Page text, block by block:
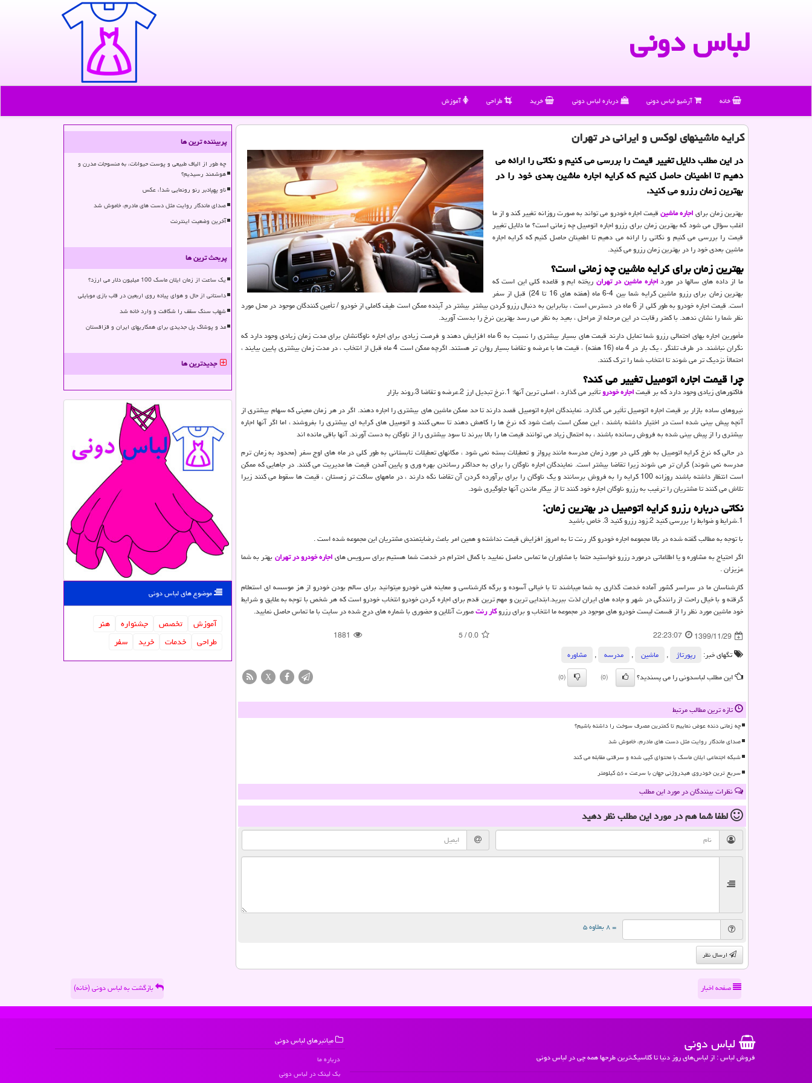
لباس دونی
خانه آرشیو لباس دونی درباره لباس دونی خرید طراحی آموزش
كرایه ماشینهای لوكس و ایرانی در تهران
در این مطلب دلایل تغییر قیمت را بررسی می كنیم و نكاتی را ارائه می
دهیم تا اطمینان حاصل كنیم كه كرایه اجاره ماشین بعدی خود را در
بهترین زمان رزرو می كنید.
بهترین زمان برایاجاره ماشینقیمت اجاره خودرو می تواند به صورت روزانه تغییر کند و از ما
اغلب سؤال می شود که بهترین زمان برای رزرو اجاره اتومبیل چه زمانی است؟ ما دلایل تغییر
قیمت را بررسی می کنیم و نکاتی را ارائه می دهیم تا اطمینان حاصل کنیم که کرایه اجاره
ماشین بعدی خود را در بهترین زمان رزرو می کنید.
بهترین زمان برای کرایه ماشین چه زمانی است؟
ما از داده های سالها در مورداجاره ماشین در تهرانریخته ایم و قاعده کلی این است که
بهترین زمان برای رزرو ماشین کرایه شما بین 4-6 ماه (هفته های 16 تا 24) قبل از سفر
است. قیمت اجاره خودرو به طور کلی از 6 ماه در دسترس است ، بنابراین به دنبال رزرو کردن بیشتر بیشتر در آینده ممکن است طیف کاملی از خودرو / تأمین کنندگان موجود در محل مورد
نظر شما را نشان ندهد. با کمتر رقابت در این مرحله از مراحل ، بعید به نظر می رسد بهترین نرخ را بدست آورید.
مأمورین اجاره بهای احتمالی رزرو شما تمایل دارند قیمت های بسیار بیشتری را نسبت به 6 ماه افزایش دهند و فرصت زیادی برای اجاره ناوگانشان برای مدت زمان زیادی وجود دارد که
نگران نباشند. در طرف تلنگر ، یک بار در 4 ماه (16 هفته) ، قیمت ها با عرضه و تقاضا بسیار روان تر هستند. اگرچه ممکن است 4 ماه قبل از انتخاب ، در مدت زمان بیشتری پایین بیایند ،
احتمالاً نزدیک تر می شوند تا انتخاب شما را ترک کنند.
چرا قیمت اجاره اتومبیل تغییر می کند؟
فاکتورهای زیادی وجود دارد که بر قیمتاجاره خودروتأثیر می گذارد ، اصلی ترین آنها؛ 1.نرخ تبدیل ارز 2.عرضه و تقاضا 3.روند بازار
نیروهای ساده بازار بر قیمت اجاره اتومبیل تأثیر می گذارد. نمایندگان اجاره اتومبیل قصد دارند تا حد ممکن ماشین های بیشتری را اجاره دهند. اگر در هر زمان معینی که سهام بیشتری از
آنچه پیش بینی شده است در اختیار داشته باشند ، این ممکن است باعث شود که نرخ ها را کاهش دهند تا سعی کنند و اتومبیل های کرایه ای بیشتری را بفروشند ، اما اگر آنها اجاره
بیشتری را از پیش بینی شده به فروش رسانده باشند ، به احتمال زیاد می توانند قیمت ها را بالا ببرند تا سود بیشتری را از ناوگان به دست آورند. آنها باقی مانده اند
در حالی که نرخ کرایه اتومبیل به طور کلی در مورد زمان مدرسه مانند پرواز و تعطیلات بسته نمی شود ، مکانهای تعطیلات تابستانی به طور کلی در ماه های اوج سفر (محدود به زمان ترم
مدرسه نمی شوند) گران تر می شوند زیرا تقاضا بیشتر است. نمایندگان اجاره ناوگان را برای به حداکثر رساندن بهره وری و پایین آمدن قیمت ها مدیریت می کنند. در جاهایی که ممکن
است انتظار داشته باشند روزانه 100 کرایه را به فروش برسانند و یک ناوگان را برای برآورده کردن آن تقاضا نگه دارند ، در ماههای ساکت تر زمستان ، قیمت ها سقوط می کنند زیرا
تلاش می کنند تا مشتریان را ترغیب به رزرو ناوگان اجاره خود کنند تا از بیکار ماندن آنها جلوگیری شود.
نکاتی درباره رزرو کرایه اتومبیل در بهترین زمان:
1.شرایط و ضوابط را بررسی کنید 2.زود رزرو کنید 3. خاص باشید
با توجه به مطالب گفته شده در بالا مجموعه اجاره خودرو کار رنت تا به امروز افزایش قیمت نداشته و همین امر باعث رضایتمندی مشتریان این مجموعه شده است .
اگر احتیاج به مشاوره و یا اطلاعاتی درمورد رزرو خواستید حتما با مشاوران ما تماس حاصل نمایید با کمال احترام در خدمت شما هستیم برای سرویس هایاجاره خودرو در تهرانبهتر به شما
عزیزان .
کارشناسان ما در سراسر کشور آماده خدمت گذاری به شما میباشند تا با خیالی آسوده و برگه کارشناسی و معاینه فنی خودرو میتوانید برای سالم بودن خودرو از هز موسسه ای استعلام
گرقته و با خیال راحت از رانندگی در شهر و جاده های ایران لذت ببرید.ابتدایی ترین و مهم ترین قدم برای اجاره کردن خودرو انتخاب خودرو است که هر شخص با توجه به علایق و شرایط
خود ماشین مورد نظر را از قسمت لیست خودرو های موجود در مجموعه ما انتخاب و برای رزروکار رنتصورت آنلاین و حضوری با شماره های درج شده در سایت با ما تماس حاصل نمایید.
1399/11/29
22:23:07
0.0
/
5
1881
تگهای خبر:
رپورتاژ , ماشین , مدرسه ,
مشاوره
این مطلب لباسدونی را می پسندید؟
(0)
(0)
X
تازه ترین مطالب مرتبط
چه زمانی دنده عوض نماییم تا کمترین مصرف سوخت را داشته باشیم؟
صدای ماندگار روایت مثل دست های مادرم، خاموش شد
شبکه اجتماعی ایلان ماسک با محتوای کپی شده و سرقتی مقابله می کند
سریع ترین خودروی هیدروژنی جهان با سرعت ۵۶۰ کیلومتر
نظرات بینندگان در مورد این مطلب
لطفا شما همدر مورد این مطلبنظر دهید
= ۸ بعلاوه ۵
ارسال نظر
پربیننده ترین ها
چه طور از الیاف طبیعی و پوست حیوانات، به منسوجات مدرن و
هوشمند رسیدیم؟
ناو پهپادبر رنو رونمایی شد!، عکس
صدای ماندگار روایت مثل دست های مادرم، خاموش شد
آخرین وضعیت اینترنت
پربحث ترین ها
یک ساعت از زمان ایلان ماسک 100 میلیون دلار می ارزد؟
داستانی از حال و هوای پیاده روی اربعین در قاب بازی موبایلی
شهاب سنگ سقف را شکافت و وارد خانه شد
مد و پوشاک پل جدیدی برای همکاریهای ایران و قزاقستان
جدیدترین ها
موضوع های لباس دونی
آموزش تخصص جشنواره
هنر
طراحی
خدمات خرید سفر
صفحه اخبار بازگشت به لباس دونی (خانه)
لباس دونی
فروش لباس : از لباس‌های روز دنیا تا کلاسیک‌ترین طرحها همه چی در لباس دونی
میانبرهای لباس دونی
درباره ما
بک لینک در لباس دونی